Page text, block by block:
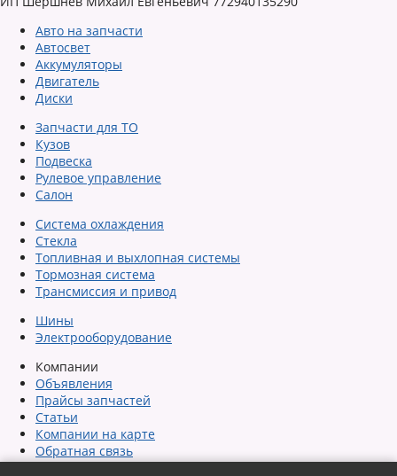
Авто на запчасти
Автосвет
Аккумуляторы
Двигатель
Диски
Запчасти для ТО
Кузов
Подвеска
Рулевое управление
Салон
Система охлаждения
Стекла
Топливная и выхлопная системы
Тормозная система
Трансмиссия и привод
Шины
Электрооборудование
Компании
Объявления
Прайсы запчастей
Статьи
Компании на карте
Обратная связь
Сообщить об ошибке